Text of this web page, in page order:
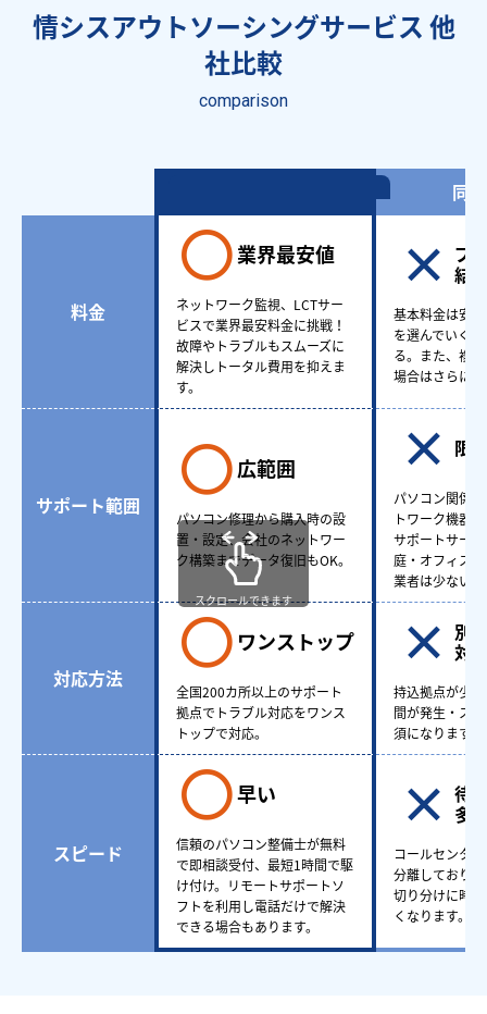
情シスアウトソーシングサービス 他
社比較
comparison
同
料金
業界最安値
ネットワーク監視、LCTサー
ビスで業界最安料金に挑戦！
故障やトラブルもスムーズに
解決しトータル費用を抑えま
す。
プ
結
基本料金は安
を選んでいく
る。また、複
場合はさらに
サポート範囲
広範囲
パソコン修理から購入時の設
置・設定、会社のネットワー
ク構築までデータ復旧もOK。
限
パソコン関係
トワーク機器
サポートサー
庭・オフィス
業者は少ない。
対応方法
ワンストップ
全国200カ所以上のサポート
拠点でトラブル対応をワンス
トップで対応。
別
対
持込拠点が少
間が発生・ス
須になります。
スピード
早い
信頼のパソコン整備士が無料
で即相談受付、最短1時間で駆
け付け。リモートサポートソ
フトを利用し電話だけで解決
できる場合もあります。
待
多
コールセンタ
分離しており
切り分けに時
くなります。
スクロールできます